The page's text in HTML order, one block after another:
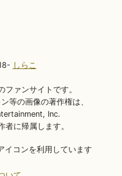
しらこ
ァンサイトです。
等の画像の著作権は、
Inc.
に帰属します。
イコンを利用しています